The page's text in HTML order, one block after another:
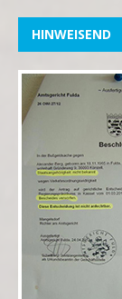
HINWEISEND